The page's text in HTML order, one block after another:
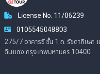
License No. 11/06239
0105545048803
275/7 อาคารซี ชั้น 1 ถ. รัชดาภิเษก
ดินแดง กรุงเทพมหานคร 10400